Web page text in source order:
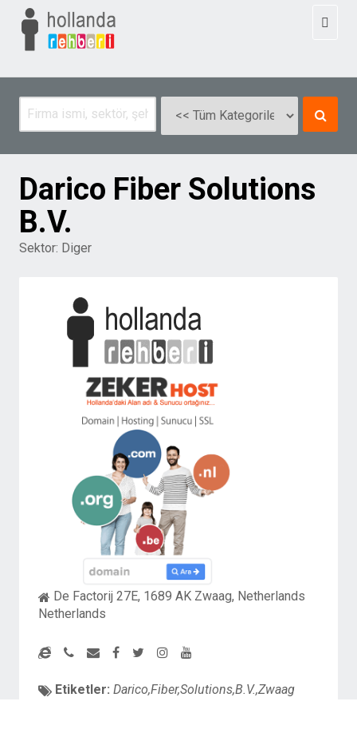
Darico Fiber Solutions
B.V.
Sektor: Diger
De Factorij 27E, 1689 AK Zwaag, Netherlands
Netherlands
Etiketler: Darico,Fiber,Solutions,B.V.,Zwaag